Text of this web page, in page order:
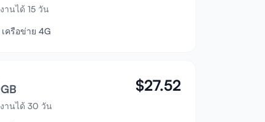
านได้ 15 วัน
เครือข่าย 4G
GB
านได้ 30 วัน
$27.52